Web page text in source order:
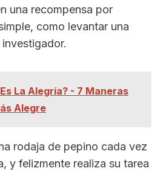
una recompensa por
como levantar una
La Alegría? - 7 Maneras
Alegre
rodaja de pepino cada vez
y felizmente realiza su tarea